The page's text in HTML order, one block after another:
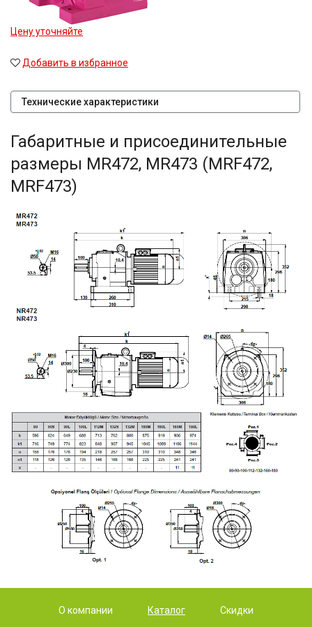
Цену уточняйте
Добавить в избранное
Технические характеристики
Габаритные и присоединительные
размеры MR472, MR473 (MRF472,
MRF473)
О компании Каталог Скидки